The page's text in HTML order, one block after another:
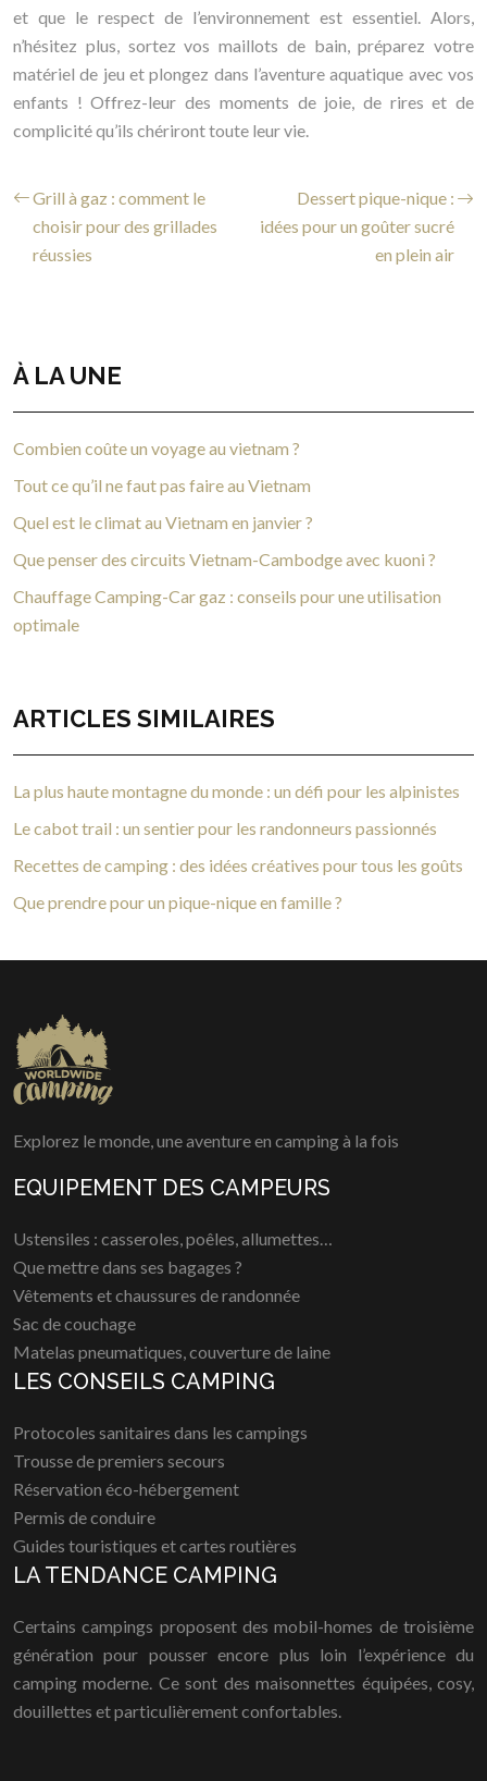
et que le respect de l’environnement est essentiel. Alors,
n’hésitez plus, sortez vos maillots de bain, préparez votre
matériel de jeu et plongez dans l’aventure aquatique avec vos
enfants ! Offrez-leur des moments de joie, de rires et de
complicité qu’ils chériront toute leur vie.
Grill à gaz : comment le
choisir pour des grillades
réussies
Dessert pique-nique :
idées pour un goûter sucré
en plein air
À LA UNE
Combien coûte un voyage au vietnam ?
Tout ce qu’il ne faut pas faire au Vietnam
Quel est le climat au Vietnam en janvier ?
Que penser des circuits Vietnam-Cambodge avec kuoni ?
Chauffage Camping-Car gaz : conseils pour une utilisation
optimale
ARTICLES SIMILAIRES
La plus haute montagne du monde : un défi pour les alpinistes
Le cabot trail : un sentier pour les randonneurs passionnés
Recettes de camping : des idées créatives pour tous les goûts
Que prendre pour un pique-nique en famille ?
Explorez le monde, une aventure en camping à la fois
EQUIPEMENT DES CAMPEURS
Ustensiles : casseroles, poêles, allumettes…
Que mettre dans ses bagages ?
Vêtements et chaussures de randonnée
Sac de couchage
Matelas pneumatiques, couverture de laine
LES CONSEILS CAMPING
Protocoles sanitaires dans les campings
Trousse de premiers secours
Réservation éco-hébergement
Permis de conduire
Guides touristiques et cartes routières
LA TENDANCE CAMPING
Certains campings proposent des mobil-homes de troisième
génération pour pousser encore plus loin l’expérience du
camping moderne. Ce sont des maisonnettes équipées, cosy,
douillettes et particulièrement confortables.